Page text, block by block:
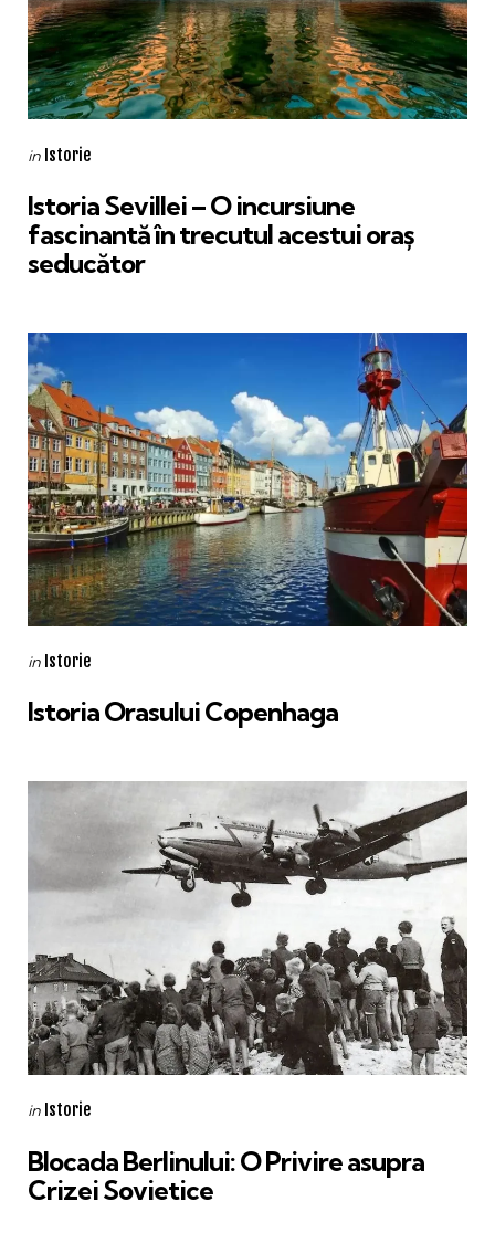
Categories
Posted
in Istorie
Istoria Sevillei – O incursiune
fascinantă în trecutul acestui oraș
seducător
Categories
Posted
in Istorie
Istoria Orasului Copenhaga
Categories
Posted
in Istorie
Blocada Berlinului: O Privire asupra
Crizei Sovietice